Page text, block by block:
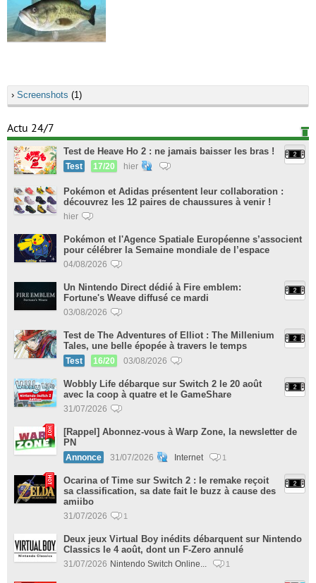
› Screenshots (1)
Actu 24/7
Test de Heave Ho 2 : ne jamais baisser les bras !
Test 17/20 hier
Pokémon et Adidas présentent leur collaboration :
découvrez les 12 paires de chaussures à venir !
hier
Pokémon et l'Agence Spatiale Européenne s’associent
pour célébrer la Semaine mondiale de l’espace
04/08/2026
Un Nintendo Direct dédié à Fire emblem:
Fortune's Weave diffusé ce mardi
03/08/2026
Test de The Adventures of Elliot : The Millenium
Tales, une belle épopée à travers le temps
Test 16/20 03/08/2026
Wobbly Life débarque sur Switch 2 le 20 août
avec la coop à quatre et le GameShare
31/07/2026
[Rappel] Abonnez-vous à Warp Zone, la newsletter de
PN
Annonce 31/07/2026 Internet 1
Ocarina of Time sur Switch 2 : le remake reçoit
sa classification, sa date fait le buzz à cause des
amiibo
31/07/2026 1
Deux jeux Virtual Boy inédits débarquent sur Nintendo
Classics le 4 août, dont un F-Zero annulé
31/07/2026 Nintendo Switch Online... 1